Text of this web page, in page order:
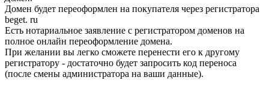
Домен будет переоформлен на покупателя через регистратора
beget. ru
Есть нотариальное заявление с регистратором доменов на
полное онлайн переоформление домена.
При желании вы легко сможете перенести его к другому
регистратору - достаточно будет запросить код переноса
(после смены администратора на ваши данные).